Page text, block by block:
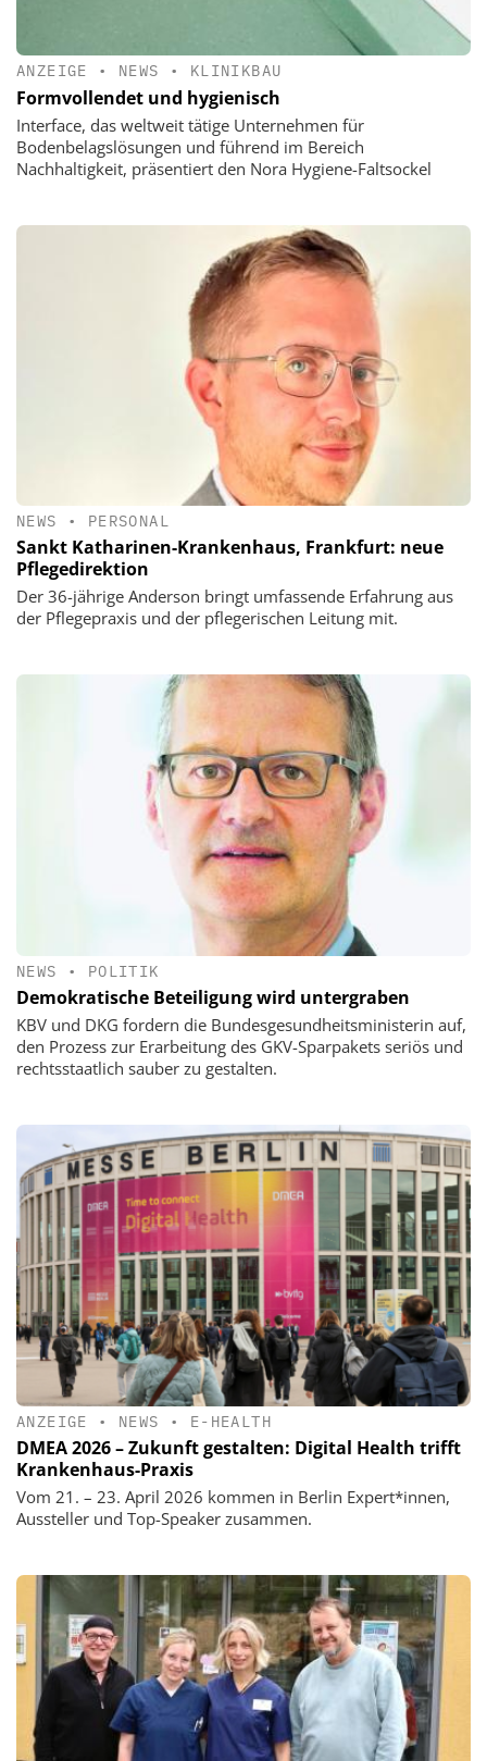
ANZEIGE • NEWS • KLINIKBAU
Formvollendet und hygienisch
Interface, das weltweit tätige Unternehmen für
Bodenbelagslösungen und führend im Bereich
Nachhaltigkeit, präsentiert den Nora Hygiene-Faltsockel
NEWS • PERSONAL
Sankt Katharinen-Krankenhaus, Frankfurt: neue
Pflegedirektion
Der 36-jährige Anderson bringt umfassende Erfahrung aus
der Pflegepraxis und der pflegerischen Leitung mit.
NEWS • POLITIK
Demokratische Beteiligung wird untergraben
KBV und DKG fordern die Bundesgesundheitsministerin auf,
den Prozess zur Erarbeitung des GKV-Sparpakets seriös und
rechtsstaatlich sauber zu gestalten.
ANZEIGE • NEWS • E-HEALTH
DMEA 2026 – Zukunft gestalten: Digital Health trifft
Krankenhaus-Praxis
Vom 21. – 23. April 2026 kommen in Berlin Expert*innen,
Aussteller und Top-Speaker zusammen.